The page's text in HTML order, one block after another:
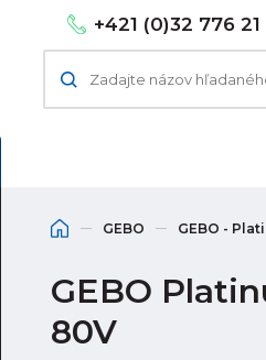
+421 (0)32 776
GEBO GEBO -
GEBO
80V